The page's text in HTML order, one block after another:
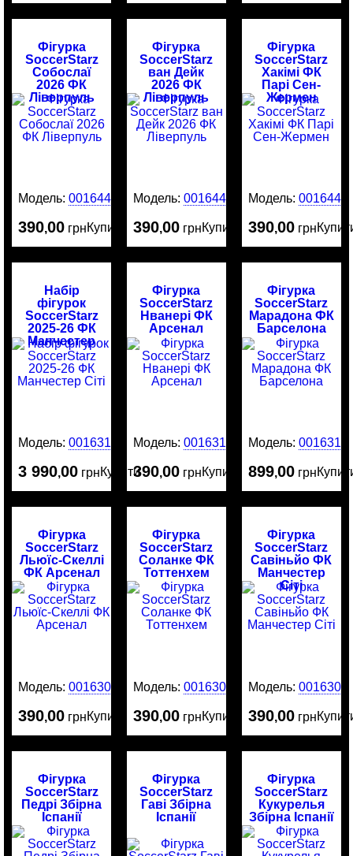
Фігурка
SoccerStarz
Собослаї
2026 ФК
Ліверпуль
Модель:0016448
390,00 грнКупити
Фігурка
SoccerStarz
ван Дейк
2026 ФК
Ліверпуль
Модель:0016446
390,00 грнКупити
Фігурка
SoccerStarz
Хакімі ФК
Парі Сен-
Жермен
Модель: 0016445
390,00 грн
Набір
фігурок
SoccerStarz
2025-26 ФК
Манчестер
Сіті
Модель:0016316
3 990,00 грнКупити
Фігурка
SoccerStarz
Нванері ФК
Арсенал
Модель:0016314
390,00 грнКупити
Фігурка
SoccerStarz
Марадона ФК
Барселона
Модель: 0016313
899,00 грн
Фігурка
SoccerStarz
Льюїс-Скеллі
ФК Арсенал
Модель:0016305
390,00 грнКупити
Фігурка
SoccerStarz
Соланке ФК
Тоттенхем
Модель:0016304
390,00 грнКупити
Фігурка
SoccerStarz
Савіньйо ФК
Манчестер
Сіті
Модель: 0016303
390,00 грн
Фігурка
SoccerStarz
Педрі Збірна
Іспанії
Фігурка
SoccerStarz
Гаві Збірна
Іспанії
Фігурка
SoccerStarz
Кукурелья
Збірна Іспанії